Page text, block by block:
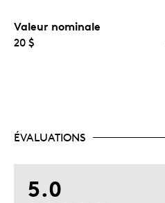
Valeur nominale
20 $
ÉVALUATIONS
5.0